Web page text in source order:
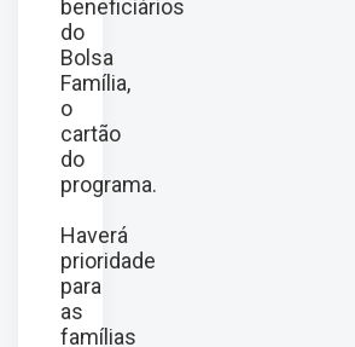
beneficiários
do
Bolsa
Família,
o
cartão
do
programa.
Haverá
prioridade
para
as
famílias